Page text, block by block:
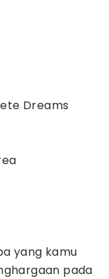
Dreams
yang kamu
pada